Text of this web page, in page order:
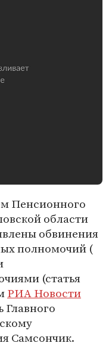
Пенсионного
области
обвинения
полномочий (
(статья
РИА Новости
Главного
Самсончик.